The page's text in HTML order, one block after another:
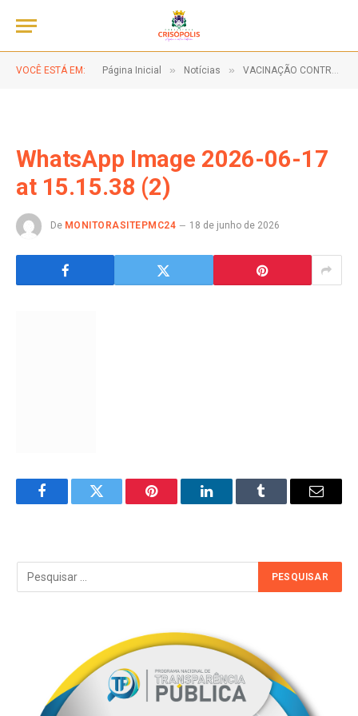
VOCÊ ESTÁ EM: Página Inicial » Notícias » VACINAÇÃO CONTRA A GRIPE!
WhatsApp Image 2026-06-17
at 15.15.38 (2)
De MONITORASITEPMC24 18 de junho de 2026
FacebookTwitter Pinterest LinkedInTumblr Email